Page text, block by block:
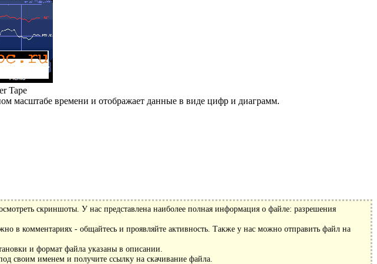
Tape
масштабе времени и отображает данные в виде цифр и диаграмм.
скриншоты. У нас представлена наиболее полная информация о файле: разрешения
в комментариях - общайтесь и проявляйте активность. Также у нас можно отправить файл на
и формат файла указаны в описании.
своим именем и получите ссылку на скачивание файла.